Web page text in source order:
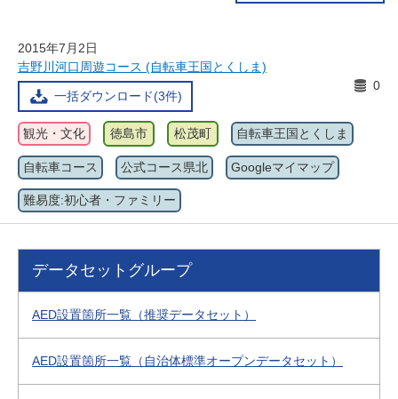
2015年7月2日
吉野川河口周遊コース (自転車王国とくしま)
一括ダウンロード(3件)
0
観光・文化 徳島市 松茂町 自転車王国とくしま
自転車コース 公式コース県北 Googleマイマップ
難易度:初心者・ファミリー
データセットグループ
AED設置箇所一覧（推奨データセット）
AED設置箇所一覧（自治体標準オープンデータセット）